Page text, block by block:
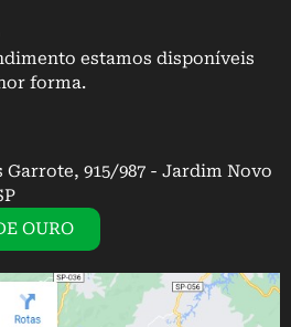
estamos disponíveis
forma.
Garrote, 915/987 - Jardim Novo
OURO